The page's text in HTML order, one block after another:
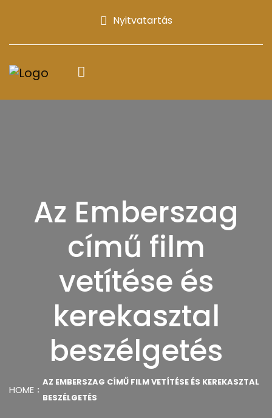
Nyitvatartás
Az Emberszag
című film
vetítése és
kerekasztal
beszélgetés
HOME
AZ EMBERSZAG CÍMŰ FILM VETÍTÉSE ÉS KEREKASZTAL
BESZÉLGETÉS